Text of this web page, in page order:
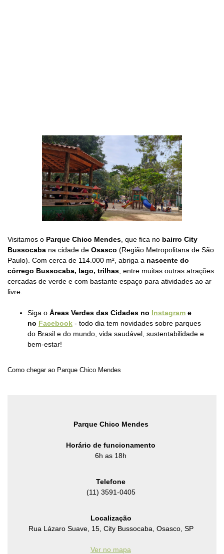
Visitamos o Parque Chico Mendes , que fica no bairro City
Bussocaba na cidade de Osasco (Região Metropolitana de São
Paulo). Com cerca de 114.000 m², abriga a nascente do
córrego Bussocaba, lago, trilhas , entre muitas outras atrações
cercadas de verde e com bastante espaço para atividades ao ar
livre.
Siga o Áreas Verdes das Cidades no Instagram e
no Facebook - todo dia tem novidades sobre parques
do Brasil e do mundo, vida saudável, sustentabilidade e
bem-estar!
Como chegar ao Parque Chico Mendes
Parque Chico Mendes
Horário de funcionamento
6h as 18h
Telefone
(11) 3591-0405
Localização
Rua Lázaro Suave, 15, City Bussocaba, Osasco, SP
Ver no mapa